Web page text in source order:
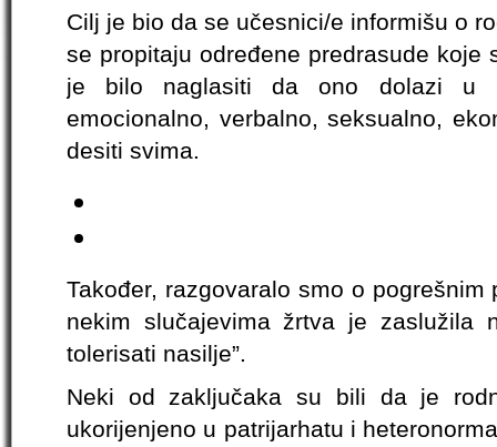
Cilj je bio da se učesnici/e informišu o
se propitaju određene predrasude koje
je bilo naglasiti da ono dolazi u
emocionalno, verbalno, seksualno,
desiti svima.
Također, razgovaralo smo o pogrešnim
nekim slučajevima žrtva je zaslužila
tolerisati nasilje”.
Neki od zaključaka su bili da je
ukorijenjeno u patrijarhatu i